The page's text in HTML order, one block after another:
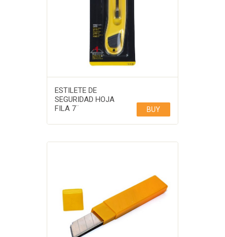
ESTILETE DE
SEGURIDAD HOJA
FILA 7¨
BUY